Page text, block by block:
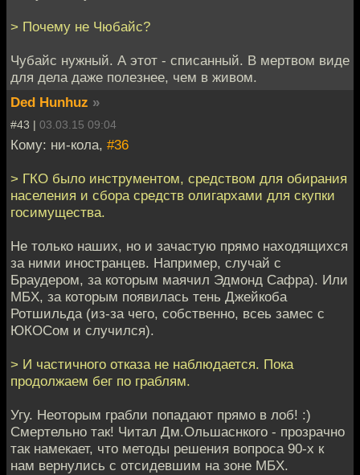
> Почему не Чюбайс?
Чубайс нужный. А этот - списанный. В мертвом виде
для дела даже полезнее, чем в живом.
Ded Hunhuz »
#43 | 03.03.15 09:04
Кому: ни-кола, #36
> ГКО было инструментом, средством для обирания
населения и сбора средств олигархами для скупки
госимущества.
Не только наших, но и зачастую прямо находящихся
за ними иностранцев. Например, случай с
Браудером, за которым маячил Эдмонд Сафра). Или
МБХ, за которым появилась тень Джейкоба
Ротшильда (из-за чего, собственно, всеь замес с
ЮКОСом и случился).
> И частичного отказа не наблюдается. Пока
продолжаем бег по граблям.
Угу. Неоторым грабли попадают прямо в лоб! :)
Смертельно так! Читал Дм.Ольшаснкого - прозрачно
так намекает, что методы решения вопроса 90-х к
нам вернулись с отсидевшим на зоне МБХ.